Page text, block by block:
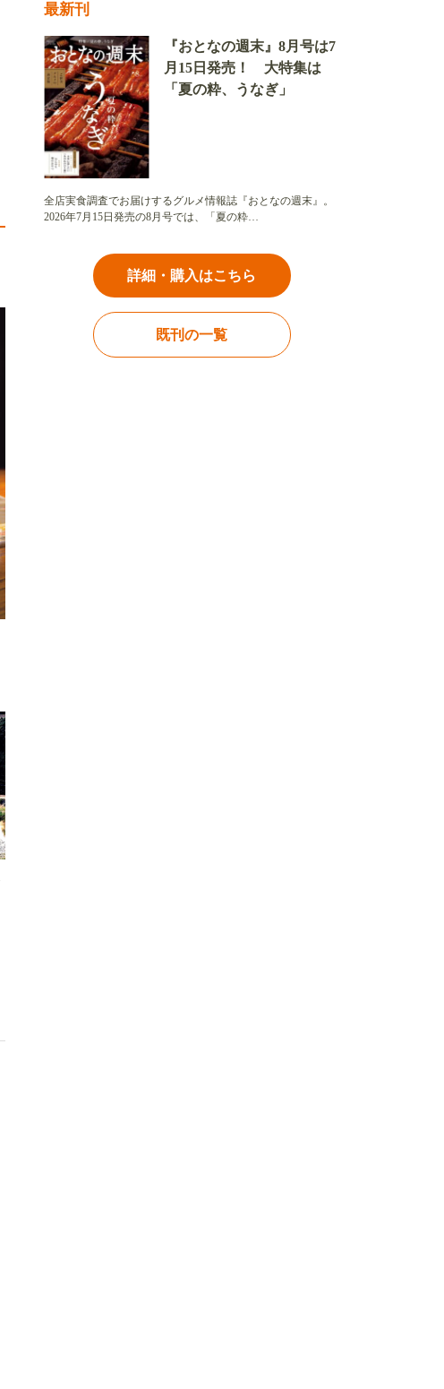
最新刊
『おとなの週末』8月号は7
月15日発売！ 大特集は
「夏の粋、うなぎ」
全店実食調査でお届けするグルメ情報誌『おとなの週末』。
2026年7月15日発売の8月号では、「夏の粋…
詳細・購入はこちら
既刊の一覧